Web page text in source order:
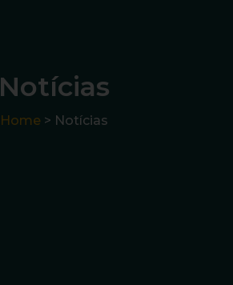
Notícias
Home > Notícias